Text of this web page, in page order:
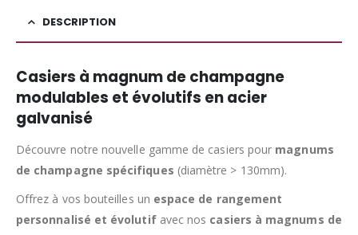
DESCRIPTION
Casiers à magnum de champagne
modulables et évolutifs en acier
galvanisé
Découvre notre nouvelle gamme de casiers pour magnums
de champagne spécifiques (diamètre > 130mm).
Offrez à vos bouteilles un espace de rangement
personnalisé et évolutifavec nos casiers à magnums de